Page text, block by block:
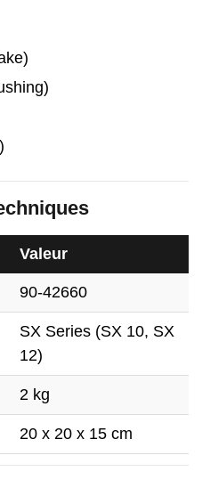
Valeur
90-42660
SX Series (SX 10, SX
12)
2 kg
20 x 20 x 15 cm